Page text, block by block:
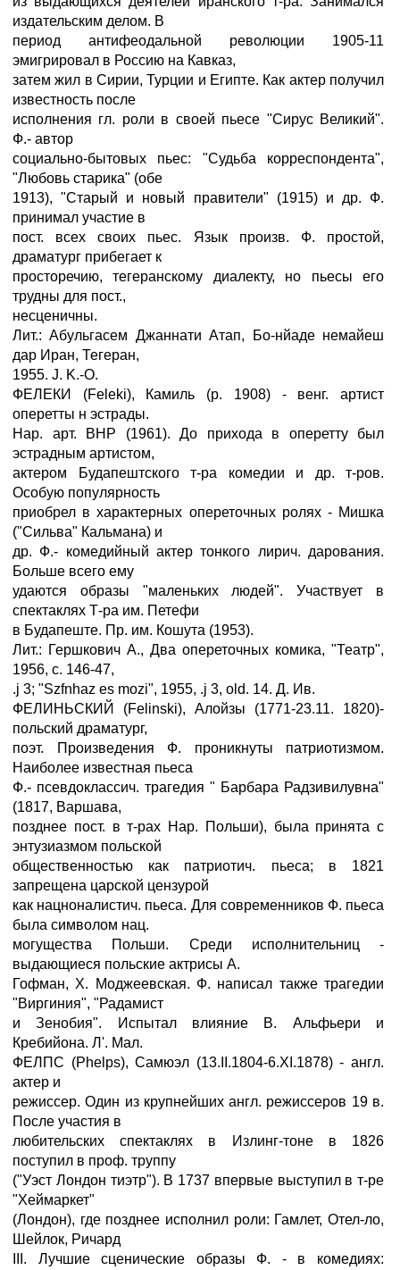
издательским делом. В
период антифеодальной революции 1905-11
эмигрировал в Россию на Кавказ,
затем жил в Сирии, Турции и Египте. Как актер получил
известность после
исполнения гл. роли в своей пьесе "Сирус Великий".
Ф.- автор
социально-бытовых пьес: "Судьба корреспондента",
"Любовь старика" (обе
1913), "Старый и новый правители" (1915) и др. Ф.
принимал участие в
пост. всех своих пьес. Язык произв. Ф. простой,
драматург прибегает к
просторечию, тегеранскому диалекту, но пьесы его
трудны для пост.,
несценичны.
Лит.: Абульгасем Джаннати Атап, Бо-нйаде немайеш
дар Иран, Тегеран,
1955. J. K.-O.
ФЕЛЕКИ (Feleki), Камиль (р. 1908) - венг. артист
оперетты н эстрады.
Нар. арт. ВНР (1961). До прихода в оперетту был
эстрадным артистом,
актером Будапештского т-ра комедии и др. т-ров.
Особую популярность
приобрел в характерных опереточных ролях - Мишка
("Сильва" Кальмана) и
др. Ф.- комедийный актер тонкого лирич. дарования.
Больше всего ему
удаются образы "маленьких людей". Участвует в
спектаклях Т-ра им. Петефи
в Будапеште. Пр. им. Кошута (1953).
Лит.: Гершкович А., Два опереточных комика, "Театр",
1956, с. 146-47,
.ј 3; "Szfnhaz es mozi", 1955, .ј 3, old. 14. Д. Ив.
ФЕЛИНЬСКИЙ (Felinski), Алойзы (1771-23.11. 1820)-
польский драматург,
поэт. Произведения Ф. проникнуты патриотизмом.
Наиболее известная пьеса
Ф.- псевдоклассич. трагедия " Барбара Радзивилувна"
(1817, Варшава,
позднее пост. в т-рах Нар. Польши), была принята с
энтузиазмом польской
общественностью как патриотич. пьеса; в 1821
запрещена царской цензурой
как нацноналистич. пьеса. Для современников Ф. пьеса
была символом нац.
могущества Польши. Среди исполнительниц -
выдающиеся польские актрисы А.
Гофман, X. Моджеевская. Ф. написал также трагедии
"Виргиния", "Радамист
и Зенобия". Испытал влияние В. Альфьери и
Кребийона. Л'. Мал.
ФЕЛПС (Phelps), Самюэл (13.II.1804-6.XI.1878) - англ.
актер и
режиссер. Один из крупнейших англ. режиссеров 19 в.
После участия в
любительских спектаклях в Излинг-тоне в 1826
поступил в проф. труппу
("Уэст Лондон тиэтр"). В 1737 впервые выступил в т-ре
"Хеймаркет"
(Лондон), где позднее исполнил роли: Гамлет, Отел-ло,
Шейлок, Ричард
III. Лучшие сценические образы Ф. - в комедиях: